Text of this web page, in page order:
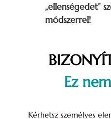
„ellenségedet”
módszerrel!
Ez
Kérhetsz személyes